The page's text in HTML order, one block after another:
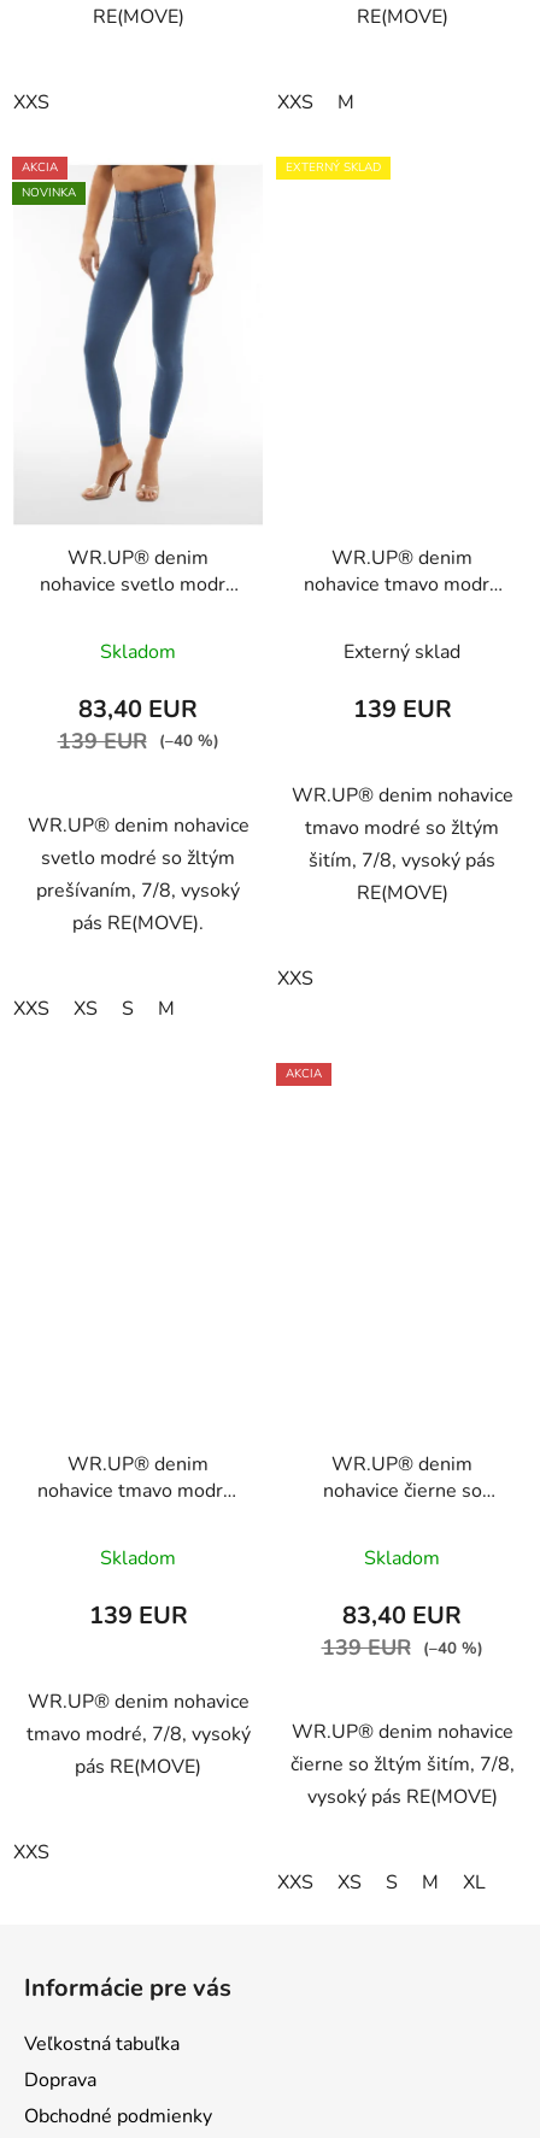
RE(MOVE)
XXS
RE(MOVE)
XXS M
AKCIA
NOVINKA
WR.UP® denim
nohavice svetlo modré
7/8, vysoký pás
RE(MOVE),
J4Y
Skladom
83,40 EUR
139 EUR (–40 %)
WR.UP® denim nohavice
svetlo modré so žltým
prešívaním, 7/8, vysoký
pás RE(MOVE).
XXS XS S M
EXTERNÝ SKLAD
WR.UP® denim
nohavice tmavo modré
vysoký pás RE(MOVE)
WRUP4HC002ORG,
Externý sklad
139 EUR
WR.UP® denim nohavice
tmavo modré so žltým
šitím, 7/8, vysoký pás
RE(MOVE)
XXS
WR.UP® denim
nohavice tmavo modré,
RE(MOVE)
WRUP4HC002ORG,
Skladom
139 EUR
WR.UP® denim nohavice
tmavo modré, 7/8, vysoký
pás RE(MOVE)
XXS
AKCIA
WR.UP® denim
nohavice čierne so
pás RE(MOVE)
WRUP4HC002ORG,
Skladom
83,40 EUR
139 EUR (–40 %)
WR.UP® denim nohavice
čierne so žltým šitím, 7/8,
vysoký pás RE(MOVE)
XXS XS S M XL
Informácie pre vás
Veľkostná tabuľka
Doprava
Obchodné podmienky